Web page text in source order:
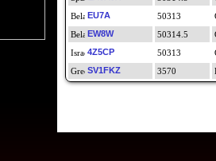
EU7A
50313
EW8W
50314.5
4Z5CP
50313
SV1FKZ
3570